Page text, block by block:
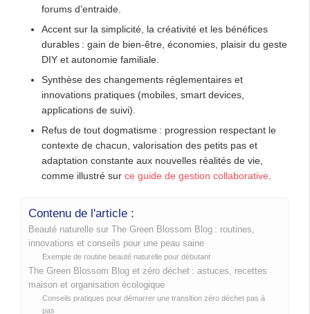
forums d’entraide.
Accent sur la simplicité, la créativité et les bénéfices
durables : gain de bien-être, économies, plaisir du geste
DIY et autonomie familiale.
Synthèse des changements réglementaires et
innovations pratiques (mobiles, smart devices,
applications de suivi).
Refus de tout dogmatisme : progression respectant le
contexte de chacun, valorisation des petits pas et
adaptation constante aux nouvelles réalités de vie,
comme illustré sur ce guide de gestion collaborative
Contenu de l'article :
Beauté naturelle sur The Green Blossom Blog : routines,
innovations et conseils pour une peau saine
Exemple de routine beauté naturelle pour débutant
The Green Blossom Blog et zéro déchet : astuces, recettes
maison et organisation écologique
Conseils pratiques pour démarrer une transition zéro déchet pas à
pas